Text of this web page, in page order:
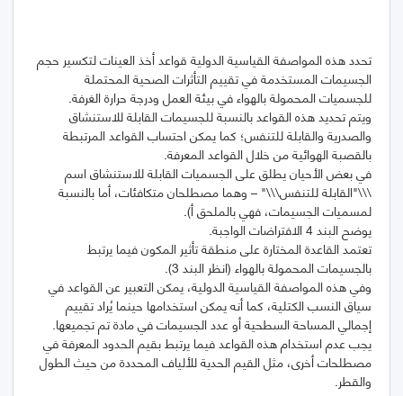
تحدد هذه المواصفة القياسية الدولية قواعد أخذ العينات لتكسير حجم
الجسيمات المستخدمة في تقييم التأثرات الصحية المحتملة
ويتم تحديد هذه القواعد بالنسبة للجسيمات القابلة للاستنشاق
والصدرية والقابلة للتنفس؛ كما يمكن احتساب القواعد المرتبطة
في بعض الأحيان يطلق على الجسميات القابلة للاستنشاق اسم
\\\"القابلة للتنفس\\\" – وهما مصطلحان متكافئات، أما بالنسبة
تعتمد القاعدة المختارة على منطقة تأثير المكون فيما يرتبط
وفي هذه المواصفة القياسية الدولية، يمكن التعبير عن القواعد في
سياق النسب الكتلية، كما أنه يمكن استخدامها حينما يُراد تقييم
يجب عدم استخدام هذه القواعد فيما يرتبط بقيم الحدود المعرفة في
مصطلحات أخرى، مثل القيم الحدية للألياف المحددة من حيث الطول
والقطر.